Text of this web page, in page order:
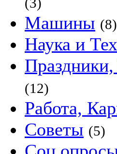
Машины (8)
Наука и
(12)
Работа,
Советы (5)